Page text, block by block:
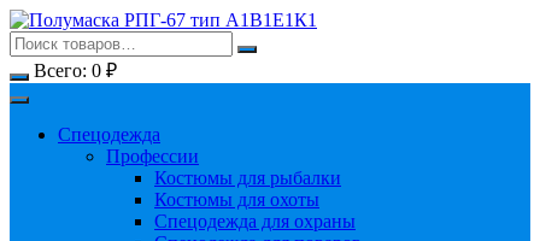
Перейти
к
содержимому
Всего: 0 ₽
Спецодежда
Профессии
Костюмы для рыбалки
Костюмы для охоты
Спецодежда для охраны